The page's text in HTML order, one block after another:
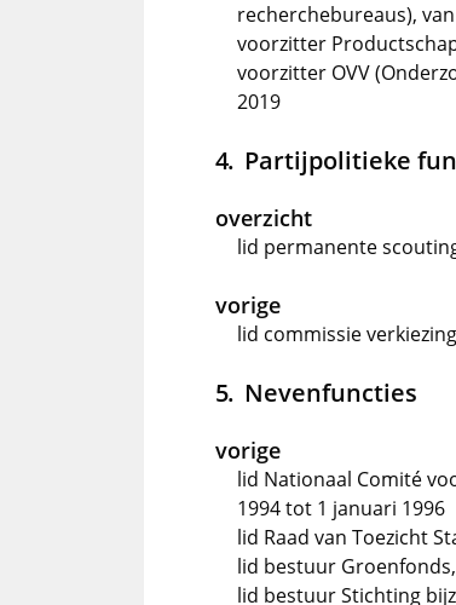
recherchebureaus),
voorzitter
voorzitter OVV
2019
Partijpolitieke
overzicht
lid permanente
vorige
lid commissie
Nevenfuncties
vorige
lid Nationaal Comité
1994 tot 1 januari 1996
lid Raad van Toezicht
lid bestuur
lid bestuur Stichting